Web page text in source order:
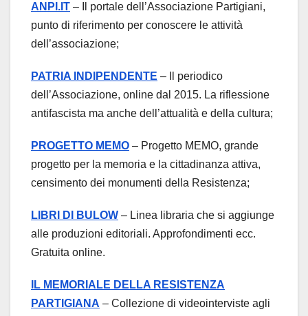
ANPI.IT – Il portale dell’Associazione Partigiani,
punto di riferimento per conoscere le attività
dell’associazione;
PATRIA INDIPENDENTE – Il periodico
dell’Associazione, online dal 2015. La riflessione
antifascista ma anche dell’attualità e della cultura;
PROGETTO MEMO – Progetto MEMO, grande
progetto per la memoria e la cittadinanza attiva,
censimento dei monumenti della Resistenza;
LIBRI DI BULOW – Linea libraria che si aggiunge
alle produzioni editoriali. Approfondimenti ecc.
Gratuita online.
IL MEMORIALE DELLA RESISTENZA
PARTIGIANA – Collezione di videointerviste agli